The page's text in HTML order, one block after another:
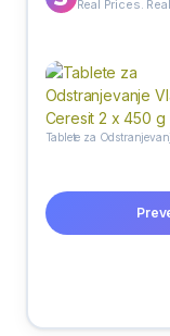
Real Prices.